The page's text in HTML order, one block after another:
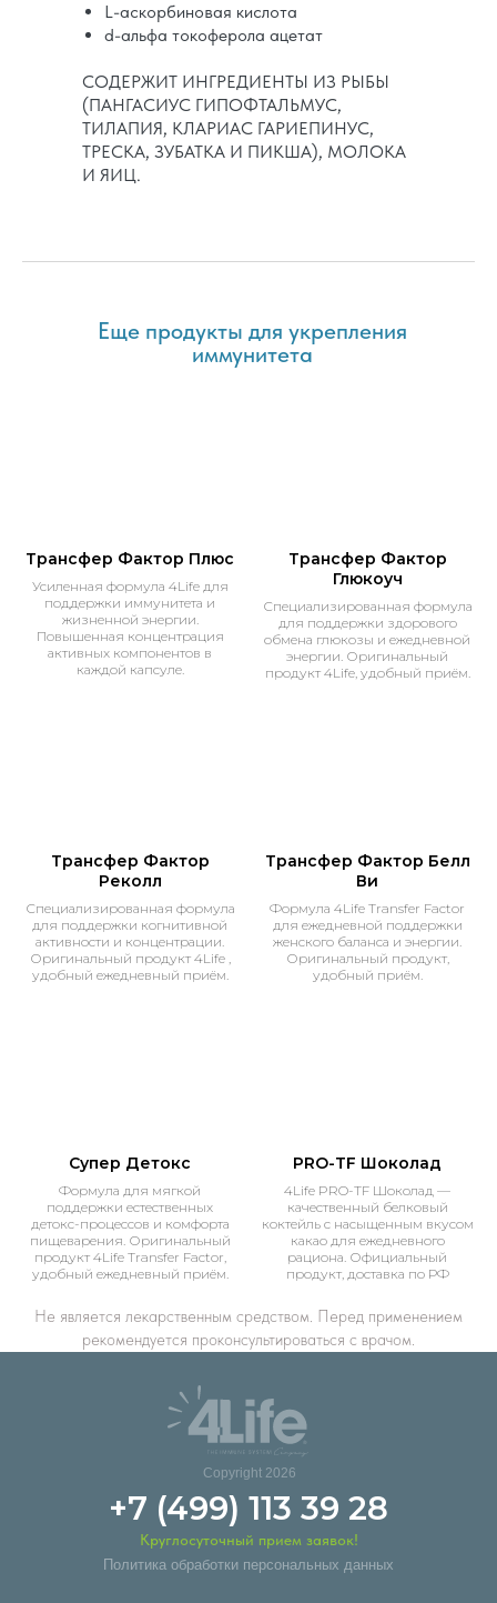
L-аскорбиновая кислота
d-альфа токоферола ацетат
СОДЕРЖИТ ИНГРЕДИЕНТЫ ИЗ РЫБЫ
(ПАНГАСИУС ГИПОФТАЛЬМУС,
ТИЛАПИЯ, КЛАРИАС ГАРИЕПИНУС,
ТРЕСКА, ЗУБАТКА И ПИКША), МОЛОКА
И ЯИЦ.
Еще продукты для укрепления
иммунитета
Трансфер Фактор Плюс
Усиленная формула 4Life для
поддержки иммунитета и
жизненной энергии.
Повышенная концентрация
активных компонентов в
каждой капсуле.
Трансфер Фактор
Глюкоуч
Специализированная формула
для поддержки здорового
обмена глюкозы и ежедневной
энергии. Оригинальный
продукт 4Life, удобный приём.
Трансфер Фактор
Реколл
Специализированная формула
для поддержки когнитивной
активности и концентрации.
Оригинальный продукт 4Life ,
удобный ежедневный приём.
Трансфер Фактор Белл
Ви
Формула 4Life Transfer Factor
для ежедневной поддержки
женского баланса и энергии.
Оригинальный продукт,
удобный приём.
Супер Детокс
Формула для мягкой
поддержки естественных
детокс-процессов и комфорта
пищеварения. Оригинальный
продукт 4Life Transfer Factor,
удобный ежедневный приём.
PRO-TF Шоколад
4Life PRO-TF Шоколад —
качественный белковый
коктейль с насыщенным вкусом
какао для ежедневного
рациона. Официальный
продукт, доставка по РФ
Не является лекарственным средством. Перед применением
рекомендуется проконсультироваться с врачом.
Политика обработки персональных данных
Copyright 2026
+7 (499) 113 39 28
Круглосуточный прием заявок!